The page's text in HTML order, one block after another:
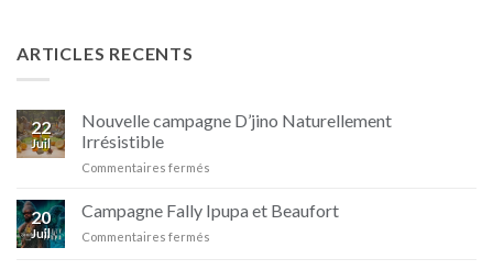
ARTICLES RECENTS
22
Juil
Nouvelle campagne D’jino Naturellement
Irrésistible
Commentaires fermés
campagne
D’jino
20
Juil
Campagne Fally Ipupa et Beaufort
Commentaires fermés